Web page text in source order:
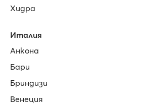
Хидра
Италия
Анкона
Бари
Бриндизи
Венеция